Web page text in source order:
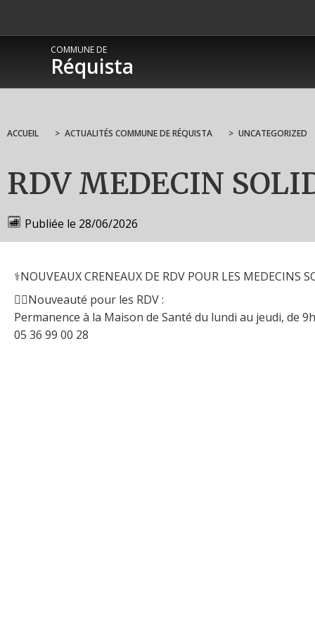
COMMUNE DE
Réquista
ACCUEIL > ACTUALITÉS COMMUNE DE RÉQUISTA > UNCATEGORIZED
RDV MEDECIN
Publiée le 28/06/2026
⚕NOUVEAUX CRENEAUX DE RDV POUR LES MEDECINS
👩‍⚕Nouveauté pour les RDV :
Permanence à la Maison de Santé du lundi au jeudi, de
05 36 99 00 28